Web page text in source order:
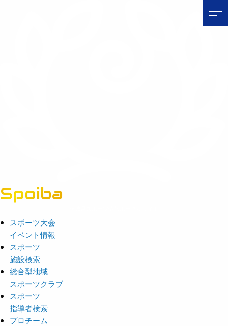
Spoiba
スポーツ大会
イベント情報
スポーツ
施設検索
総合型地域
スポーツクラブ
スポーツ
指導者検索
プロチーム